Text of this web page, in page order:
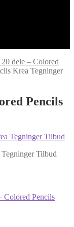
dele – Colored
Krea Tegninger
Pencils
Tilbud
Colored Pencils